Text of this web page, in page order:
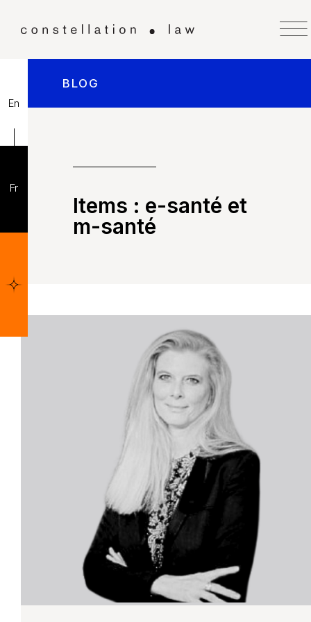
En
Fr
BLOG
Items : e-santé et
m-santé